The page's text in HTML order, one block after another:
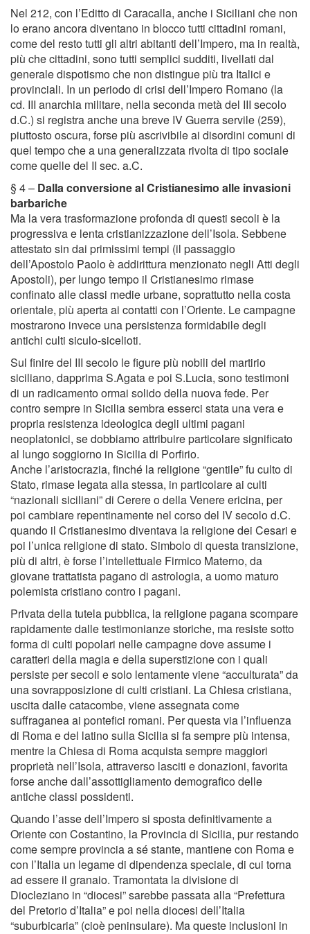
Nel 212, con l’Editto di Caracalla, anche i Siciliani che non
lo erano ancora diventano in blocco tutti cittadini romani,
come del resto tutti gli altri abitanti dell’Impero, ma in realtà,
più che cittadini, sono tutti semplici sudditi, livellati dal
generale dispotismo che non distingue più tra Italici e
provinciali. In un periodo di crisi dell’Impero Romano (la
cd. III anarchia militare, nella seconda metà del III secolo
d.C.) si registra anche una breve IV Guerra servile (259),
piuttosto oscura, forse più ascrivibile ai disordini comuni di
quel tempo che a una generalizzata rivolta di tipo sociale
come quelle del II sec. a.C.
§ 4 – Dalla conversione al Cristianesimo alle invasioni
barbariche
Ma la vera trasformazione profonda di questi secoli è la
progressiva e lenta cristianizzazione dell’Isola. Sebbene
attestato sin dai primissimi tempi (il passaggio
dell’Apostolo Paolo è addirittura menzionato negli Atti degli
Apostoli), per lungo tempo il Cristianesimo rimase
confinato alle classi medie urbane, soprattutto nella costa
orientale, più aperta ai contatti con l’Oriente. Le campagne
mostrarono invece una persistenza formidabile degli
antichi culti siculo-sicelioti.
Sul finire del III secolo le figure più nobili del martirio
siciliano, dapprima S.Agata e poi S.Lucia, sono testimoni
di un radicamento ormai solido della nuova fede. Per
contro sempre in Sicilia sembra esserci stata una vera e
propria resistenza ideologica degli ultimi pagani
neoplatonici, se dobbiamo attribuire particolare significato
al lungo soggiorno in Sicilia di Porfirio.
Anche l’aristocrazia, finché la religione “gentile” fu culto di
Stato, rimase legata alla stessa, in particolare ai culti
“nazionali siciliani” di Cerere o della Venere ericina, per
poi cambiare repentinamente nel corso del IV secolo d.C.
quando il Cristianesimo diventava la religione dei Cesari e
poi l’unica religione di stato. Simbolo di questa transizione,
più di altri, è forse l’intellettuale Firmico Materno, da
giovane trattatista pagano di astrologia, a uomo maturo
polemista cristiano contro i pagani.
Privata della tutela pubblica, la religione pagana scompare
rapidamente dalle testimonianze storiche, ma resiste sotto
forma di culti popolari nelle campagne dove assume i
caratteri della magia e della superstizione con i quali
persiste per secoli e solo lentamente viene “acculturata” da
una sovrapposizione di culti cristiani. La Chiesa cristiana,
uscita dalle catacombe, viene assegnata come
suffraganea ai pontefici romani. Per questa via l’influenza
di Roma e del latino sulla Sicilia si fa sempre più intensa,
mentre la Chiesa di Roma acquista sempre maggiori
proprietà nell’Isola, attraverso lasciti e donazioni, favorita
forse anche dall’assottigliamento demografico delle
antiche classi possidenti.
Quando l’asse dell’Impero si sposta definitivamente a
Oriente con Costantino, la Provincia di Sicilia, pur restando
come sempre provincia a sé stante, mantiene con Roma e
con l’Italia un legame di dipendenza speciale, di cui torna
ad essere il granaio. Tramontata la divisione di
Diocleziano in “diocesi” sarebbe passata alla “Prefettura
del Pretorio d’Italia” e poi nella diocesi dell’Italia
“suburbicaria” (cioè peninsulare). Ma queste inclusioni in